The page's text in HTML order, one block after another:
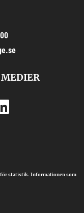
MEDIER
för statistik. Informationen som